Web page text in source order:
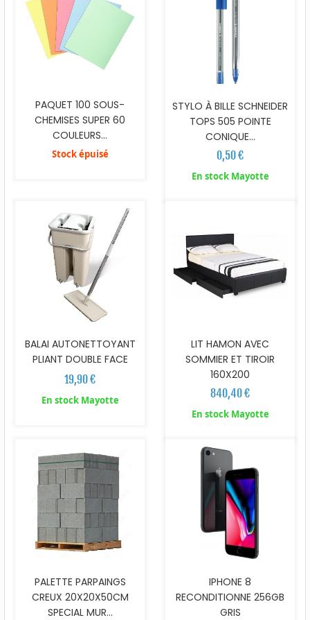
PAQUET 100 SOUS-
CHEMISES SUPER 60
COULEURS...
Stock épuisé
STYLO À BILLE SCHNEIDER
TOPS 505 POINTE
CONIQUE...
0,50 €
En stock Mayotte
BALAI AUTONETTOYANT
PLIANT DOUBLE FACE
19,90 €
En stock Mayotte
LIT HAMON AVEC
SOMMIER ET TIROIR
160X200
840,40 €
En stock Mayotte
PALETTE PARPAINGS
CREUX 20X20X50CM
SPECIAL MUR...
IPHONE 8
RECONDITIONNE 256GB
GRIS